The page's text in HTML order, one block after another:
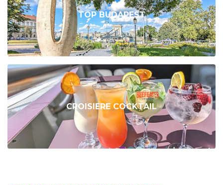
TOP BUDAPEST
CROISIERE COCKTAIL